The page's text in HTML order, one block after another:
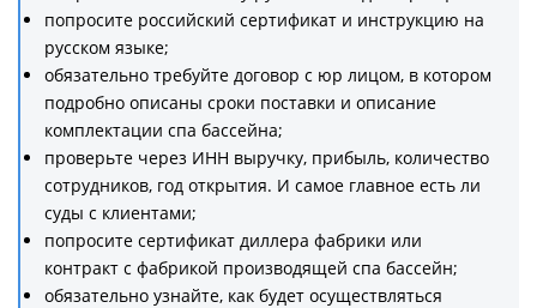
попросите российский сертификат и инструкцию на
русском языке;
обязательно требуйте договор с юр лицом, в котором
подробно описаны сроки поставки и описание
комплектации спа бассейна;
проверьте через ИНН выручку, прибыль, количество
сотрудников, год открытия. И самое главное есть ли
суды с клиентами;
попросите сертификат диллера фабрики или
контракт с фабрикой производящей спа бассейн;
обязательно узнайте, как будет осуществляться